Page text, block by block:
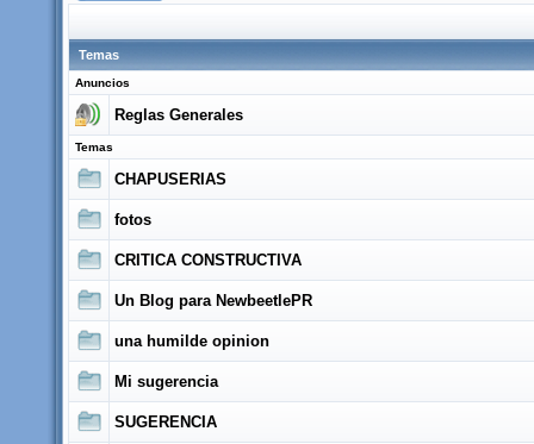
Temas
Anuncios
Reglas Generales
Temas
CHAPUSERIAS
fotos
CRITICA CONSTRUCTIVA
Un Blog para NewbeetlePR
una humilde opinion
Mi sugerencia
SUGERENCIA